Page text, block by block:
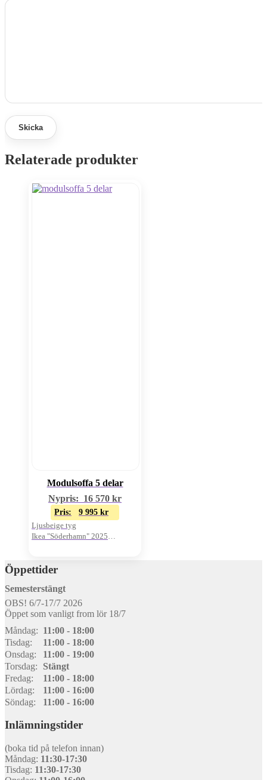
Relaterade produkter
Modulsoffa 5 delar
Nypris: 16 570 kr
Pris: 9 995 kr
Ljusbeige tyg
Ikea "Söderhamn" 2025
Öppettider
Semesterstängt
OBS! 6/7-17/7 2026
Öppet som vanligt from lör 18/7
Måndag: 11:00 - 18:00
Tisdag:
11:00 - 18:00
Onsdag:
11:00 - 19:00
Torsdag:
Stängt
Fredag:
11:00 - 18:00
Lördag:
11:00 - 16:00
Söndag:
11:00 - 16:00
Inlämningstider
(boka tid på telefon innan)
Måndag: 11:30-17:30
Tisdag: 11:30-17:30